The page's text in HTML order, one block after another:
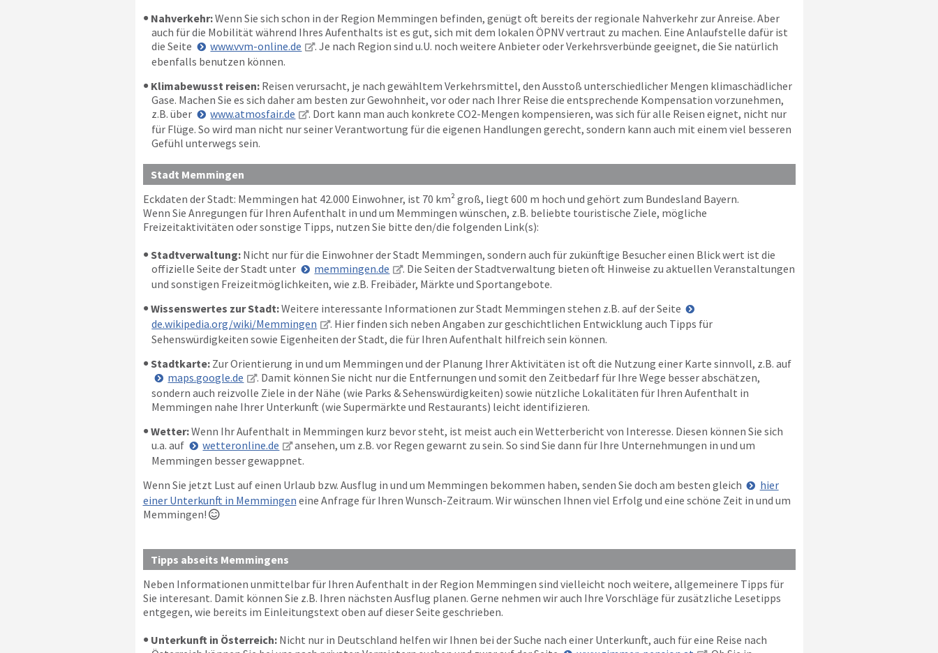
Nahverkehr:Wenn Sie sich schon in der Region Memmingen befinden, genügt oft bereits der regionale Nahverkehr zur Anreise. Aber
auch für die Mobilität während Ihres Aufenthalts ist es gut, sich mit dem lokalen ÖPNV vertraut zu machen. Eine Anlaufstelle dafür ist
die Seite
www.vvm-online.de
. Je nach Region sind u.U. noch weitere Anbieter oder Verkehrsverbünde geeignet, die Sie natürlich
ebenfalls benutzen können.
Klimabewusst reisen:Reisen verursacht, je nach gewähltem Verkehrsmittel, den Ausstoß unterschiedlicher Mengen klimaschädlicher
Gase. Machen Sie es sich daher am besten zur Gewohnheit, vor oder nach Ihrer Reise die entsprechende Kompensation vorzunehmen,
z.B. über
www.atmosfair.de
. Dort kann man auch konkrete CO2-Mengen kompensieren, was sich für alle Reisen eignet, nicht nur
für Flüge. So wird man nicht nur seiner Verantwortung für die eigenen Handlungen gerecht, sondern kann auch mit einem viel besseren
Gefühl unterwegs sein.
Stadt Memmingen
Eckdaten der Stadt: Memmingen hat 42.000 Einwohner, ist 70 km² groß, liegt 600 m hoch und gehört zum Bundesland Bayern.
Wenn Sie Anregungen für Ihren Aufenthalt in und um Memmingen wünschen, z.B. beliebte touristische Ziele, mögliche
Freizeitaktivitäten oder sonstige Tipps, nutzen Sie bitte den/die folgenden Link(s):
Stadtverwaltung:Nicht nur für die Einwohner der Stadt Memmingen, sondern auch für zukünftige Besucher einen Blick wert ist die
offizielle Seite der Stadt unter
memmingen.de
. Die Seiten der Stadtverwaltung bieten oft Hinweise zu aktuellen Veranstaltungen
und sonstigen Freizeitmöglichkeiten, wie z.B. Freibäder, Märkte und Sportangebote.
Wissenswertes zur Stadt:Weitere interessante Informationen zur Stadt Memmingen stehen z.B. auf der Seite
de.wikipedia.org/wiki/Memmingen
. Hier finden sich neben Angaben zur geschichtlichen Entwicklung auch Tipps für
Sehenswürdigkeiten sowie Eigenheiten der Stadt, die für Ihren Aufenthalt hilfreich sein können.
Stadtkarte:Zur Orientierung in und um Memmingen und der Planung Ihrer Aktivitäten ist oft die Nutzung einer Karte sinnvoll, z.B. auf
maps.google.de
. Damit können Sie nicht nur die Entfernungen und somit den Zeitbedarf für Ihre Wege besser abschätzen,
sondern auch reizvolle Ziele in der Nähe (wie Parks & Sehenswürdigkeiten) sowie nützliche Lokalitäten für Ihren Aufenthalt in
Memmingen nahe Ihrer Unterkunft (wie Supermärkte und Restaurants) leicht identifizieren.
Wetter:Wenn Ihr Aufenthalt in Memmingen kurz bevor steht, ist meist auch ein Wetterbericht von Interesse. Diesen können Sie sich
u.a. auf
wetteronline.de
ansehen, um z.B. vor Regen gewarnt zu sein. So sind Sie dann für Ihre Unternehmungen in und um
Memmingen besser gewappnet.
Wenn Sie jetzt Lust auf einen Urlaub bzw. Ausflug in und um Memmingen bekommen haben, senden Sie doch am besten gleich
hier
einer Unterkunft in Memmingen eine Anfrage für Ihren Wunsch-Zeitraum. Wir wünschen Ihnen viel Erfolg und eine schöne Zeit in und um
Memmingen! 
Tipps abseits Memmingens
Neben Informationen unmittelbar für Ihren Aufenthalt in der Region Memmingen sind vielleicht noch weitere, allgemeinere Tipps für
Sie interesant. Damit können Sie z.B. Ihren nächsten Ausflug planen. Gerne nehmen wir auch Ihre Vorschläge für zusätzliche Lesetipps
entgegen, wie bereits im Einleitungstext oben auf dieser Seite geschrieben.
Unterkunft in Österreich:Nicht nur in Deutschland helfen wir Ihnen bei der Suche nach einer Unterkunft, auch für eine Reise nach